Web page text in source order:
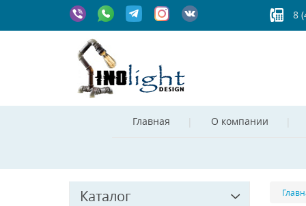
8
Главная О компании
Каталог